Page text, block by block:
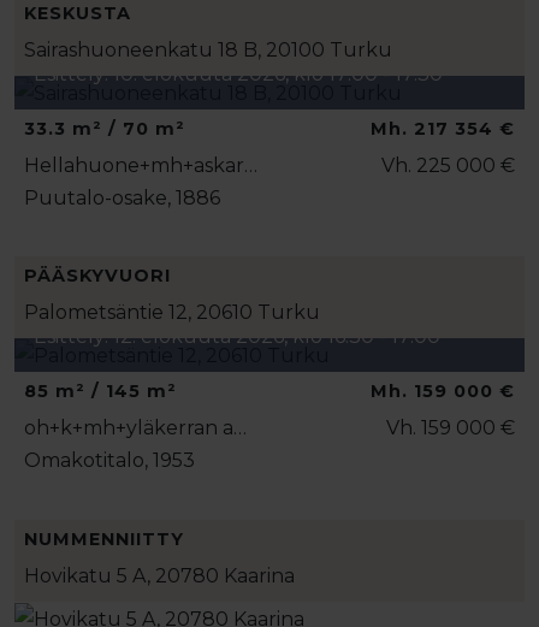
KESKUSTA
Sairashuoneenkatu 18 B, 20100 Turku
Esittely: 10. elokuuta 2026, klo 17:00 - 17:30
33.3 m² / 70 m²
Hellahuone+mh+askar…
Puutalo-osake, 1886
Mh. 217 354 €
Vh. 225 000 €
PÄÄSKYVUORI
Palometsäntie 12, 20610 Turku
Esittely: 12. elokuuta 2026, klo 16:30 - 17:00
85 m² / 145 m²
oh+k+mh+yläkerran a…
Omakotitalo, 1953
Mh. 159 000 €
Vh. 159 000 €
NUMMENNIITTY
Hovikatu 5 A, 20780 Kaarina